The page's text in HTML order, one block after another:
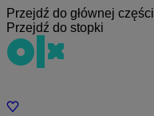
Przejdź do głównej części
Przejdź do stopki